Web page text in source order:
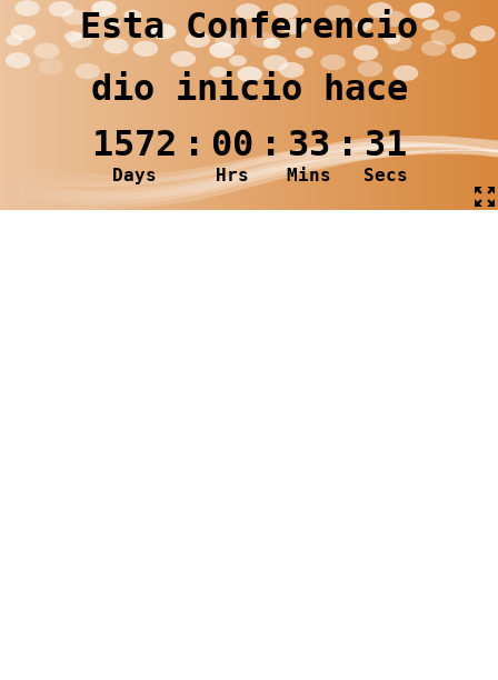
Esta Conferencio
dio inicio hace
1572 : 00 :33:31
Days Hrs Mins Secs